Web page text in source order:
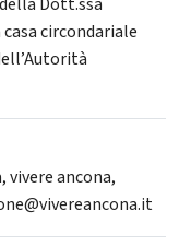
circondariale
,vivere ancona,